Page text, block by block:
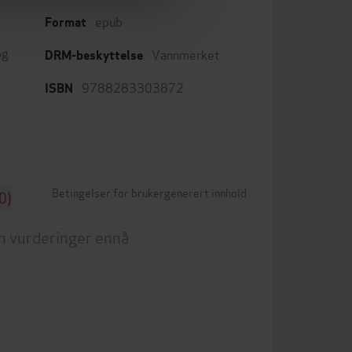
Format epub
DRM-beskyttelse Vannmerket
ISBN 9788283303872
Betingelser for brukergenerert innhold
vurderinger ennå